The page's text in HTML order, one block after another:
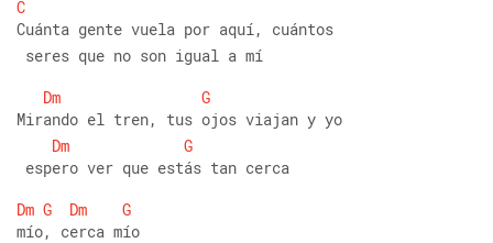
C
Cuánta gente vuela por aquí, cuántos
seres que no son igual a mí
Dm
G
Mirando el tren, tus ojos viajan y yo
Dm
G
espero ver que estás tan cerca
Dm G Dm
G
mío, cerca mío